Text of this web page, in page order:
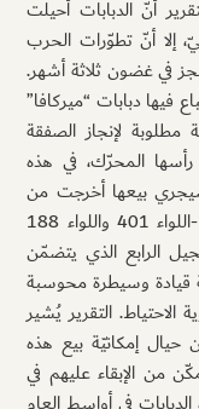
أنّ الدبابات أحيلت
إلا أنّ تطوّرات الحرب
في غضون ثلاثة أشهر.
فيها دبابات “ميركافا”
مطلوبة لإنجاز الصفقة
رأسها المحرّك، في هذه
سيجري بيعها أخرجت من
الخدمة بعد أن جرى تحديث الألوية المدرعة -اللواء 401 واللواء 188
الجيل الرابع الذي يتضمّن
قيادة وسيطرة محوسبة
التقرير يُشير
حيال إمكانيّة بيع هذه
من الإبقاء عليهم في